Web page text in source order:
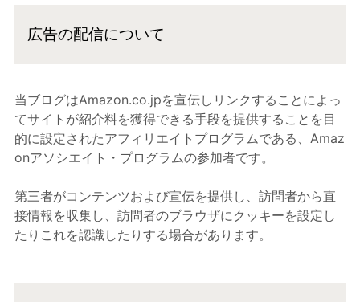
広告の配信について
当ブログはAmazon.co.jpを宣伝しリンクすることによっ
てサイトが紹介料を獲得できる手段を提供することを目
的に設定されたアフィリエイトプログラムである、Amaz
onアソシエイト・プログラムの参加者です。
第三者がコンテンツおよび宣伝を提供し、訪問者から直
接情報を収集し、訪問者のブラウザにクッキーを設定し
たりこれを認識したりする場合があります。